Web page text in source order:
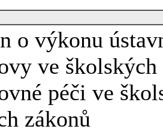
o výkonu
ve
péči ve
zákonů